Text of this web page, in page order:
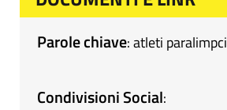
Parole chiave:atleti paralimpci
Condivisioni Social: